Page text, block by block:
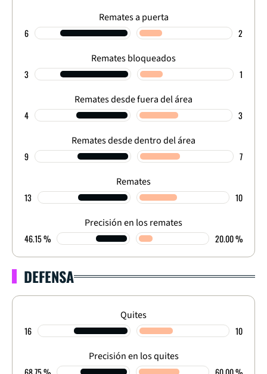
Remates a puerta
6 2
Remates bloqueados
3 1
Remates desde fuera del área
4 3
Remates desde dentro del área
9 7
Remates
13 10
Precisión en los remates
46.15 % 20.00 %
DEFENSA
Quites
16 10
Precisión en los quites